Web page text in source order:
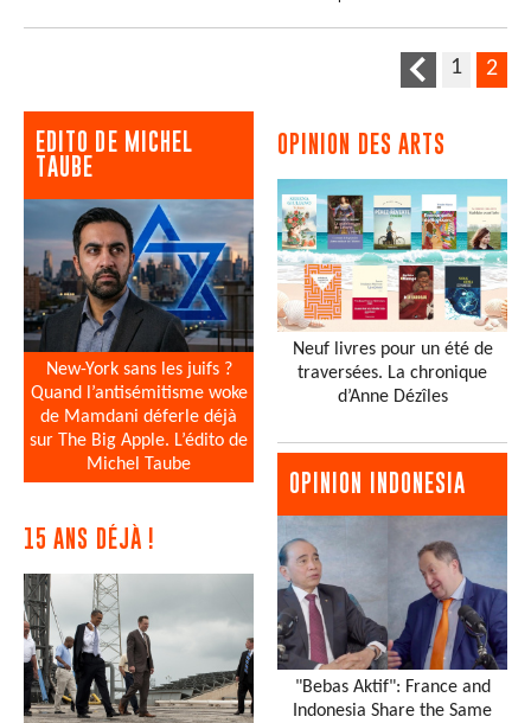
1 2
EDITO DE MICHEL
TAUBE
New-York sans les juifs ?
Quand l’antisémitisme woke
de Mamdani déferle déjà
sur The Big Apple. L’édito de
Michel Taube
15 ANS DÉJÀ !
OPINION DES ARTS
Neuf livres pour un été de
traversées. La chronique
d’Anne Dézîles
OPINION INDONESIA
"Bebas Aktif": France and
Indonesia Share the Same